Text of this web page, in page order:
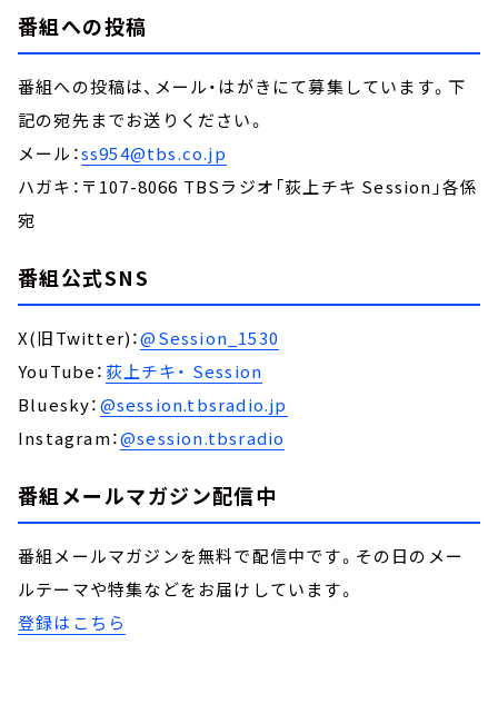
番組への投稿
番組への投稿は、メール・はがきにて募集しています。下
記の宛先までお送りください。
メール：ss954@tbs.co.jp
ハガキ：〒107-8066 TBSラジオ「荻上チキ Session」各係
宛
番組公式SNS
X(旧Twitter)：@Session_1530
YouTube： 荻上チキ・ Session
Bluesky：@session.tbsradio.jp
Instagram：@session.tbsradio
番組メールマガジン配信中
番組メールマガジンを無料で配信中です。その日のメー
ルテーマや特集などをお届けしています。
登録はこちら